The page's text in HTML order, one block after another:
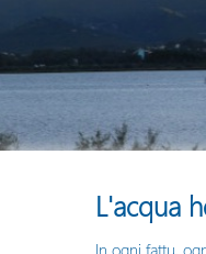
L'acqua
In ogni fattu,